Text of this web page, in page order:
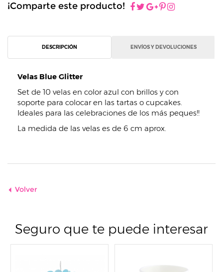
¡Comparte este producto!
DESCRIPCIÓN ENVÍOS Y DEVOLUCIONES
Velas Blue Glitter
Set de 10 velas en color azul con brillos y con
soporte para colocar en las tartas o cupcakes.
Ideales para las celebraciones de los más peques!!
La medida de las velas es de 6 cm aprox.
Volver
Seguro que te puede interesar